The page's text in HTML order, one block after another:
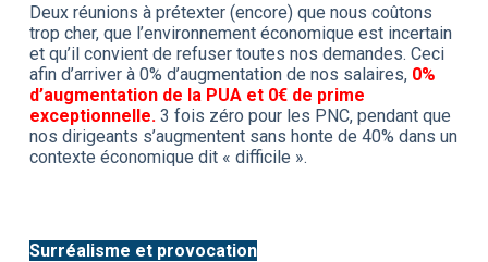
Deux réunions à prétexter (encore) que nous coûtons
trop cher, que l’environnement économique est incertain
et qu’il convient de refuser toutes nos demandes. Ceci
afin d’arriver à 0% d’augmentation de nos salaires, 0%
d’augmentation de la PUA et 0€ de prime
exceptionnelle. 3 fois zéro pour les PNC, pendant que
nos dirigeants s’augmentent sans honte de 40% dans un
contexte économique dit « difficile ».
Surréalisme et provocation